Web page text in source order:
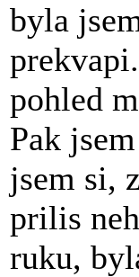
byla
pohled
Pak
jsem si,
prilis
ruku,